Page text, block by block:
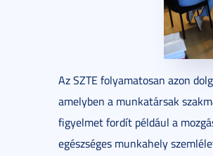
Az SZTE folyamatosan azon
amelyben a munkatársak
figyelmet fordít például a
egészséges munkahely